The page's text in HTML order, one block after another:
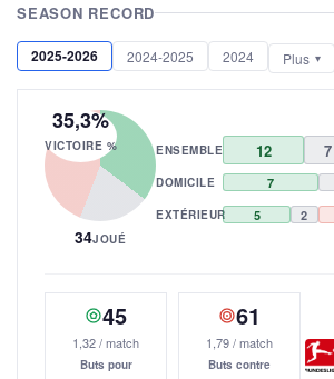
SEASON RECORD
2025-2026 2024-2025 2024 Plus
35,3%
VICTOIRE %
34JOUÉ
ENSEMBLE 12 7
DOMICILE 7
EXTÉRIEUR 5 2
45
1,32 / match
Buts pour
61
1,79 / match
Buts contre